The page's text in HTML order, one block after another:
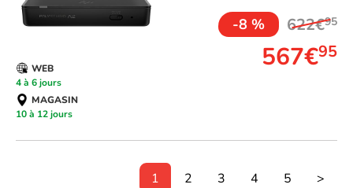
-8 % 622€95
567€95
WEB
4 à 6 jours
MAGASIN
10 à 12 jours
1 2 3 4 5 >